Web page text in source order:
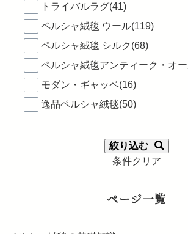
トライバルラグ(41)
ペルシャ絨毯 ウール(119)
ペルシャ絨毯 シルク(68)
ペルシャ絨毯アンティーク・オ
モダン・ギャッベ(16)
逸品ペルシャ絨毯(50)
絞り込む
条件クリア
ページ一覧